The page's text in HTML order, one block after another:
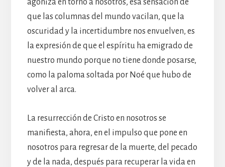
que las columnas del mundo vacilan, que la
oscuridad y la incertidumbre nos envuelven, es
la expresión de que el espíritu ha emigrado de
nuestro mundo porque no tiene donde posarse,
como la paloma soltada por Noé que hubo de
volver al arca.
La resurrección de Cristo en nosotros se
manifiesta, ahora, en el impulso que pone en
nosotros para regresar de la muerte, del pecado
y de la nada, después para recuperar la vida en